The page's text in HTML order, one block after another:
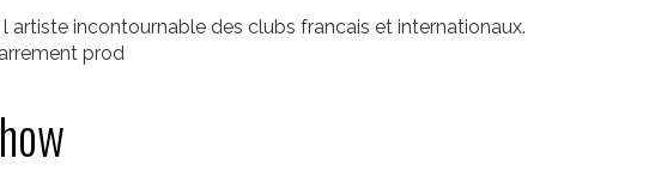
artiste incontournable des clubs francais et internationaux.
prod